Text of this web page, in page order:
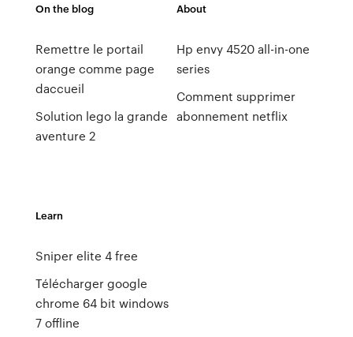
On the blog
Remettre le portail
orange comme page
daccueil
Solution lego la grande
aventure 2
About
Hp envy 4520 all-in-one
series
Comment supprimer
abonnement netflix
Learn
Sniper elite 4 free
Télécharger google
chrome 64 bit windows
7 offline